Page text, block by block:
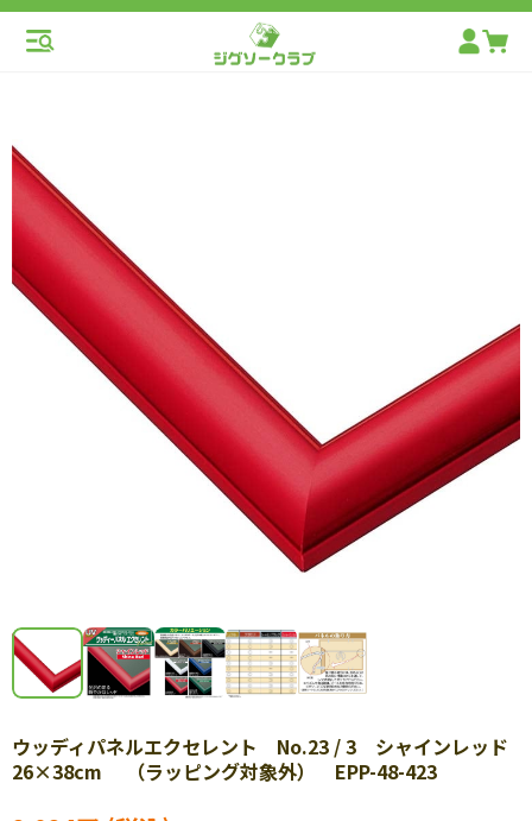
ウッディパネルエクセレント No.23 / 3 シャインレッド
26×38cm （ラッピング対象外） EPP-48-423